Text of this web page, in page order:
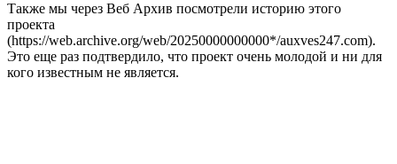
Также мы через Веб Архив посмотрели историю этого
проекта
(https://web.archive.org/web/20250000000000*/auxves247.com).
Это еще раз подтвердило, что проект очень молодой и ни для
кого известным не является.